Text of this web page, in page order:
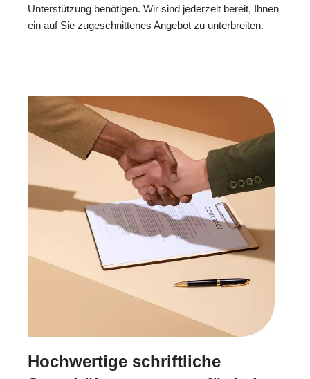
Unterstützung benötigen. Wir sind jederzeit bereit, Ihnen
ein auf Sie zugeschnittenes Angebot zu unterbreiten.
Hochwertige schriftliche